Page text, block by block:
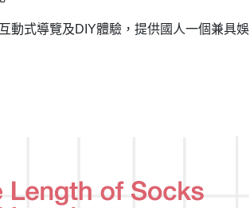
動式導覽及DIY體驗，提供國人一個兼具娛